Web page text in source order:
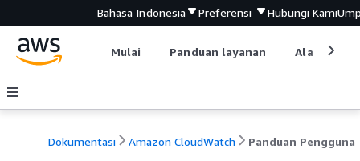
Bahasa Indonesia Preferensi Hubungi Kami
Mulai Panduan layanan Alat
Dokumentasi Amazon CloudWatch Panduan Pengguna